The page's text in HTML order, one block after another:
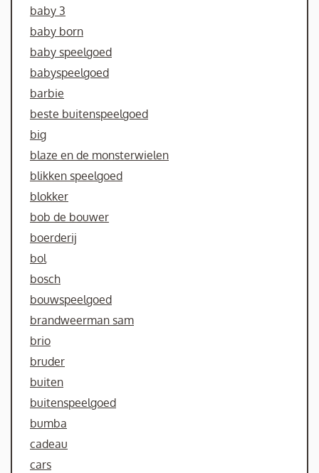
baby 3
baby born
baby speelgoed
babyspeelgoed
barbie
beste buitenspeelgoed
big
blaze en de monsterwielen
blikken speelgoed
blokker
bob de bouwer
boerderij
bol
bosch
bouwspeelgoed
brandweerman sam
brio
bruder
buiten
buitenspeelgoed
bumba
cadeau
cars